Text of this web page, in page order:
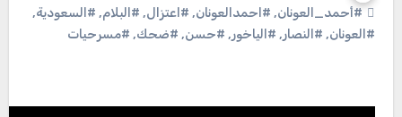
#أحمد_العونان, #احمدالعونان, #اعتزال, #البلام, #السعودية,
#العونان, #النصار, #الياخور, #حسن, #ضحك, #مسرحيات